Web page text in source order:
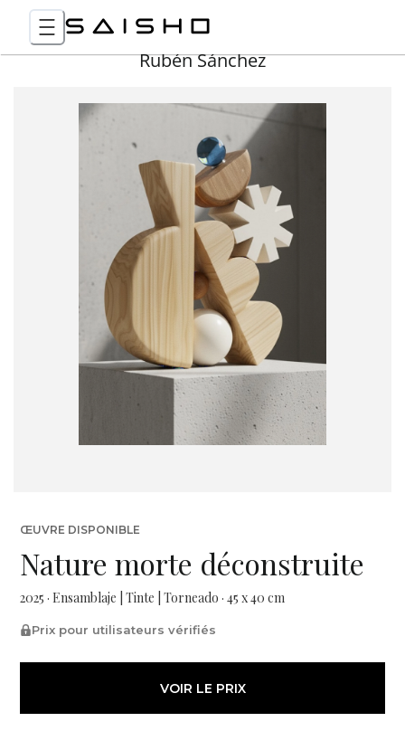
Rubén Sánchez
ŒUVRE DISPONIBLE
Nature morte déconstruite
2025 · Ensamblaje | Tinte | Torneado · 45 x 40 cm
Prix pour utilisateurs vérifiés
VOIR LE PRIX